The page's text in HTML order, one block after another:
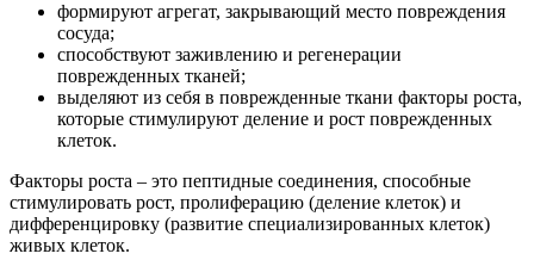
формируют агрегат, закрывающий место повреждения
сосуда;
способствуют заживлению и регенерации
поврежденных тканей;
выделяют из себя в поврежденные ткани факторы роста,
которые стимулируют деление и рост поврежденных
клеток.
Факторы роста – это пептидные соединения, способные
стимулировать рост, пролиферацию (деление клеток) и
дифференцировку (развитие специализированных клеток)
живых клеток.